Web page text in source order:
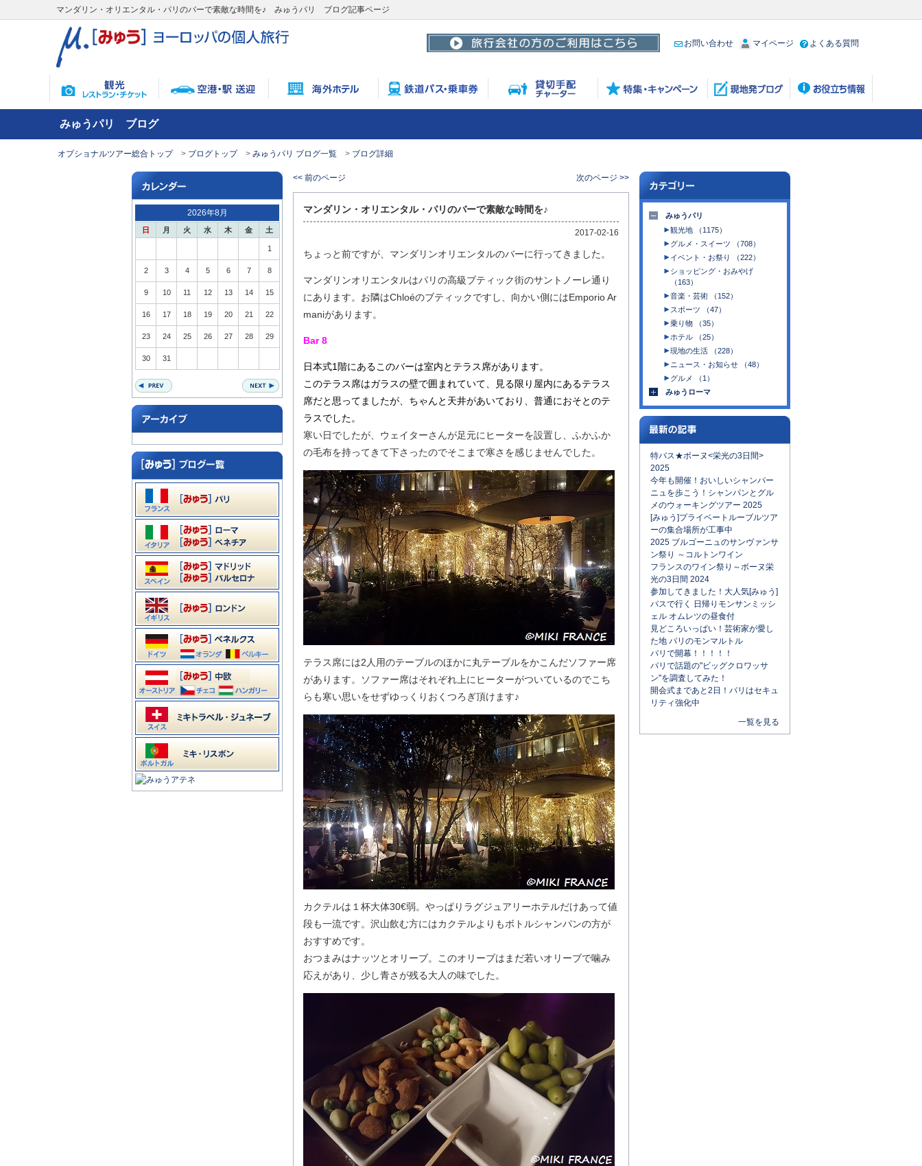
マンダリン・オリエンタル・パリのバーで素敵な時間を♪ みゅうパリ ブログ記事ページ
お問い合わせ マイページ よくある質問
みゅうパリ ブログ
オプショナルツアー総合トップ ブログトップ みゅうパリ ブログ一覧 ブログ詳細
2026年8月
日 月 火 水 木 金 土
1
2 3 4 5 6 7 8
9 10 11 12 13 14 15
16 17 18 19 20 21 22
23 24 25 26 27 28 29
30 31
<< 前のページ 次のページ >>
マンダリン・オリエンタル・パリのバーで素敵な時間を♪
2017-02-16
ちょっと前ですが、マンダリンオリエンタルのバーに行ってきました。
マンダリンオリエンタルはパリの高級ブティック街のサントノーレ通り
にあります。お隣はChloéのブティックですし、向かい側にはEmporio Ar
maniがあります。
Bar 8
日本式1階にあるこのバーは室内とテラス席があります。
このテラス席はガラスの壁で囲まれていて、見る限り屋内にあるテラス
席だと思ってましたが、ちゃんと天井があいており、普通におそとのテ
ラスでした。
寒い日でしたが、ウェイターさんが足元にヒーターを設置し、ふかふか
の毛布を持ってきて下さったのでそこまで寒さを感じませんでした。
テラス席には2人用のテーブルのほかに丸テーブルをかこんだソファー席
があります。ソファー席はそれぞれ上にヒーターがついているのでこち
らも寒い思いをせずゆっくりおくつろぎ頂けます♪
カクテルは１杯大体30€弱。やっぱりラグジュアリーホテルだけあって値
段も一流です。沢山飲む方にはカクテルよりもボトルシャンパンの方が
おすすめです。
おつまみはナッツとオリーブ。このオリーブはまだ若いオリーブで噛み
応えがあり、少し青さが残る大人の味でした。
みゅうパリ
観光地 （1175）
グルメ・スイーツ （708）
イベント・お祭り （222）
ショッピング・おみやげ
（163）
音楽・芸術 （152）
スポーツ （47）
乗り物 （35）
ホテル （25）
現地の生活 （228）
ニュース・お知らせ （48）
グルメ （1）
みゅうローマ
特バス★ボーヌ<栄光の3日間>
2025
今年も開催！おいしいシャンパー
ニュを歩こう！シャンパンとグル
メのウォーキングツアー 2025
[みゅう]プライベートルーブルツア
ーの集合場所が工事中
2025 ブルゴーニュのサンヴァンサ
ン祭り ～コルトンワイン
フランスのワイン祭り～ボーヌ栄
光の3日間 2024
参加してきました！大人気[みゅう]
バスで行く 日帰りモンサンミッシ
ェル オムレツの昼食付
見どころいっぱい！芸術家が愛し
た地 パリのモンマルトル
パリで開幕！！！！！
パリで話題の"ビッグクロワッサ
ン"を調査してみた！
開会式まであと2日！パリはセキュ
リティ強化中
一覧を見る